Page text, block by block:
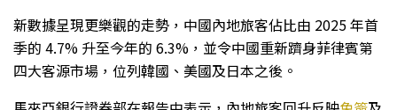
新數據呈現更樂觀的走勢，中國內地旅客佔比由 2025 年首
季的 4.7% 升至今年的 6.3%，並令中國重新躋身菲律賓第
四大客源市場，位列韓國、美國及日本之後。